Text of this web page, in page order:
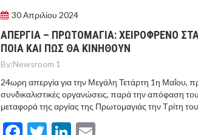
30 Απριλίου 2024
ΑΠΕΡΓΙΑ – ΠΡΩΤΟΜΑΓΙΑ: ΧΕΙΡΟΦΡΕΝΟ
ΠΟΙΑ ΚΑΙ ΠΩΣ ΘΑ ΚΙΝΗΘΟΥΝ
By:Newsroom 1
24ωρη απεργία για την Μεγάλη Τετάρτη 1η Μαΐου,
συνδικαλιστικές οργανώσεις, παρά την απόφαση
μεταφορά της αργίας της Πρωτομαγιάς την Τρίτη